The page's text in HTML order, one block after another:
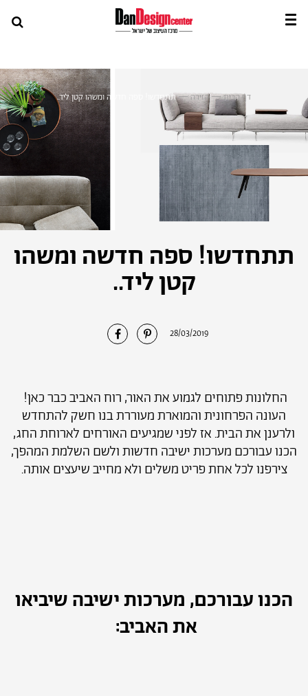
דף הבית—הזירה—תתחדשו! ספה חדשה ומשהו קטן ליד..
תתחדשו! ספה חדשה ומשהו
קטן ליד..
28/03/2019 שתף
בפינטרסט
שתף
בפייסבוק
החלונות פתוחים לגמוע את האור, רוח האביב כבר כאן!
העונה הפרחונית והמוארת מעוררת בנו חשק להתחדש
ולרענן את הבית. אז לפני שמגיעים האורחים לארוחת החג,
הכנו עבורכם מערכות ישיבה חדשות ולשם השלמת המהפך,
צירפנו לכל אחת פריט משלים ולא מחייב שיעצים אותה.
הכנו עבורכם, מערכות ישיבה שיביאו
את האביב: